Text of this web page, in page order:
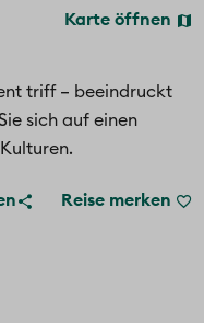
Karte öffnen
triff – beeindruckt
sich auf einen
Reise merken